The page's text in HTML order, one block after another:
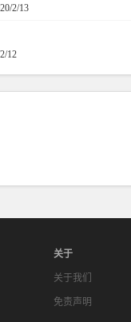
2/13
12
关于
关于我们
免责声明